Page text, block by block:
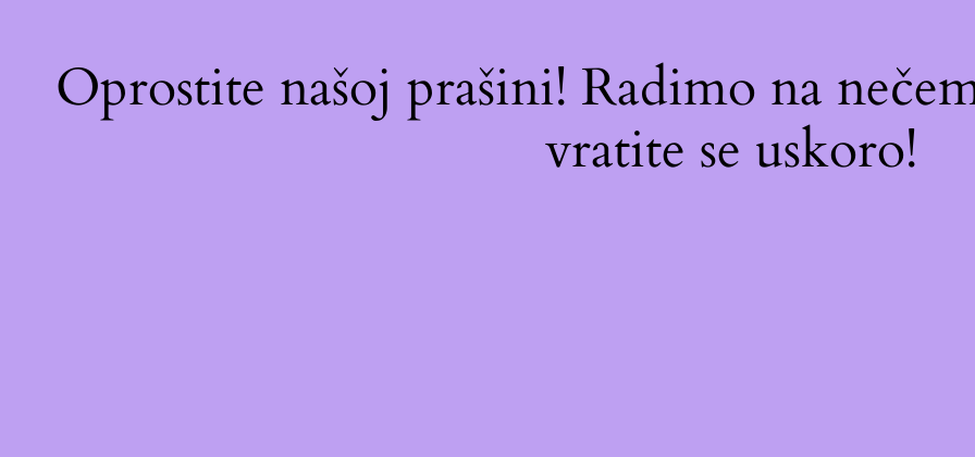
Oprostite našoj prašini! Radimo na
vratite se uskoro!